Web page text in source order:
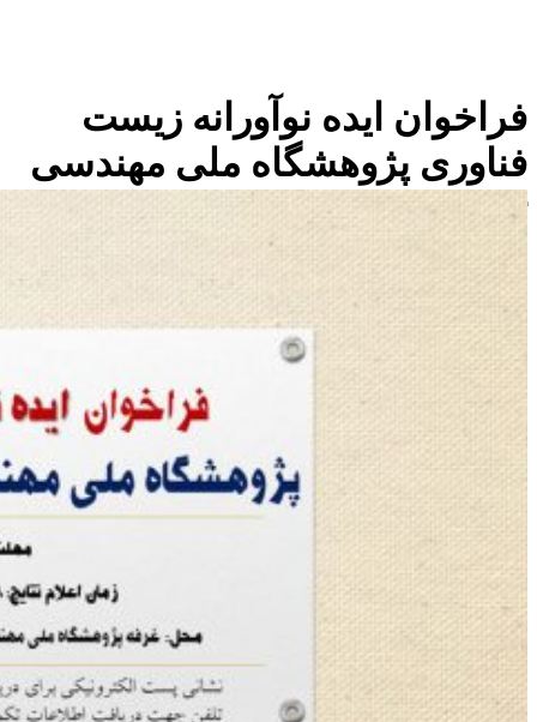
فراخوان ایده نوآورانه زیست
فناوری پژوهشگاه ملی مهندسی
ژنتیک با همکاری پرسیس ژن